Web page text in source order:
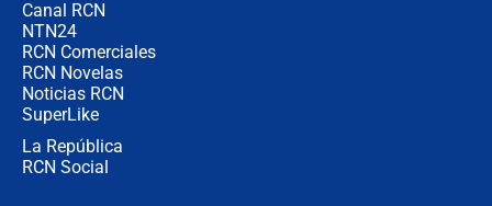
Canal RCN
NTN24
RCN Comerciales
RCN Novelas
Noticias RCN
SuperLike
La República
RCN Social